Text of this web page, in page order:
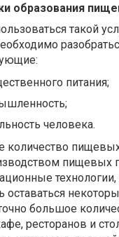
образования
такой
питания;
человека.
количество
пищевых
технологии,
оставаться
большое
ресторанов и